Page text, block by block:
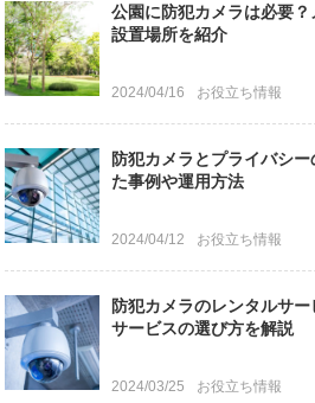
公園に防犯カメラは必要
設置場所を紹介
2024/04/16 お役立ち情報
防犯カメラとプライバシ
た事例や運用方法
2024/04/12 お役立ち情報
防犯カメラのレンタルサ
サービスの選び方を解説
2024/03/25 お役立ち情報